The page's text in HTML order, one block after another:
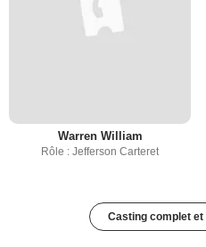
Warren William
Rôle : Jefferson Carteret
Casting complet